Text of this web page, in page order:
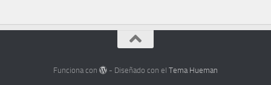
Funciona con - Diseñado con elTema Hueman